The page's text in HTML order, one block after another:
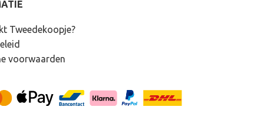
Tweedekoopje?
voorwaarden